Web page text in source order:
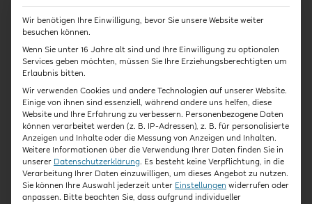
Kursart
Team-Kurs
(max. 20 Personen)
Aufwand
ca. 3 Std.
Bearbeitungszeit
Laufzeit Abschluss
Wir benötigen Ihre Einwilligung, bevor Sie unsere Website weiter
besuchen können.
Wenn Sie unter 16 Jahre alt sind und Ihre Einwilligung zu optionalen
Services geben möchten, müssen Sie Ihre Erziehungsberechtigten um
Erlaubnis bitten.
Wir verwenden Cookies und andere Technologien auf unserer Website.
Einige von ihnen sind essenziell, während andere uns helfen, diese
Website und Ihre Erfahrung zu verbessern. Personenbezogene Daten
können verarbeitet werden (z. B. IP-Adressen), z. B. für personalisierte
Anzeigen und Inhalte oder die Messung von Anzeigen und Inhalten.
Weitere Informationen über die Verwendung Ihrer Daten finden Sie in
unserer Datenschutzerklärung. Es besteht keine Verpflichtung, in die
Verarbeitung Ihrer Daten einzuwilligen, um dieses Angebot zu nutzen.
Sie können Ihre Auswahl jederzeit unter Einstellungen widerrufen oder
anpassen. Bitte beachten Sie, dass aufgrund individueller